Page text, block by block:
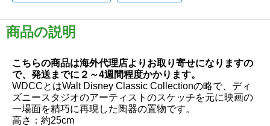
商品の説明
こちらの商品は海外代理店よりお取り寄せになりますの
で、発送までに２～4週間程度かかります。
WDCCとはWalt Disney Classic Collectionの略で、ディ
ズニースタジオのアーティストのスケッチを元に映画の
一場面を精巧に再現した陶器の置物です。
高さ：約25cm